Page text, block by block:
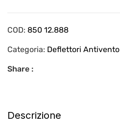
COD: 850 12.888
Categoria: Deflettori Antivento
Share :
Descrizione